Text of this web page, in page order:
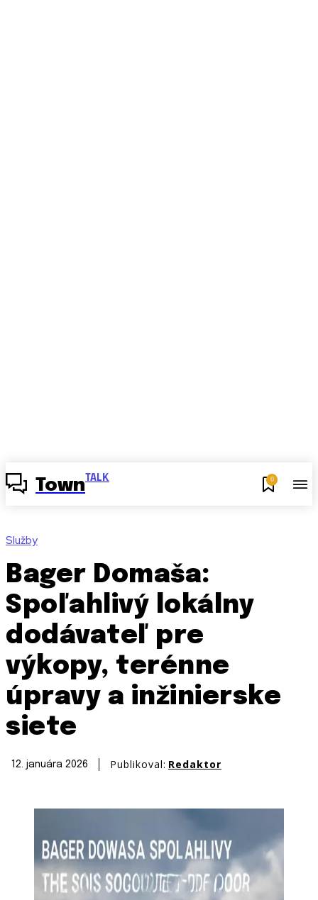
Town TALK 0
Služby
Bager Domaša:
Spoľahlivý lokálny
dodávateľ pre
výkopy, terénne
úpravy a inžinierske
siete
12. januára 2026 Publikoval: Redaktor